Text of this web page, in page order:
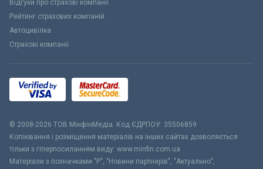
Відгуки про страхові компанії
Рейтинг страхових компаній
Автоцивілка
Страхові компанії
© 2008-2026 ТОВ МiнфiнМедiа. Код ЄДРПОУ: 35506859
Копіювання і розміщення матеріалів на інших сайтах дозволяється
тільки з гіперпосиланням виду: www.minfin.com.ua
Матеріали з позначками "Р", "Новини партнерів", "Актуально",